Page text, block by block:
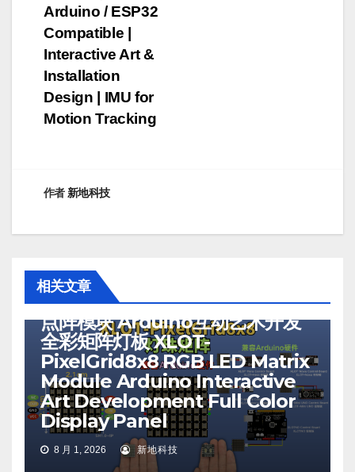
Arduino / ESP32
Compatible |
Interactive Art &
Installation
Design | IMU for
Motion Tracking
作者新地科技
相关文章
RGB/LED RGB矩阵 RGB矩阵屏幕 人机互动
矩阵LED
XLOT-PixelGrid8x8 RGB LED
点阵模块 Arduino互动艺术开发
全彩矩阵灯板 XLOT-
PixelGrid8x8 RGB LED Matrix
Module Arduino Interactive
Art Development Full Color
Display Panel
8 月 1, 2026 新地科技